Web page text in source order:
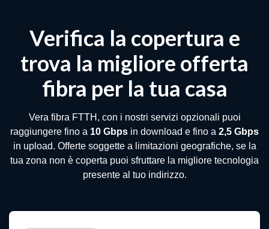
Verifica la copertura e
trova la migliore offerta
fibra per la tua casa
Vera fibra FTTH, con i nostri servizi opzionali puoi
raggiungere fino a 10 Gbps in download e fino a 2,5 Gbps
in upload. Offerte soggette a limitazioni geografiche, se la
tua zona non è coperta puoi sfruttare la migliore tecnologia
presente al tuo indirizzo.